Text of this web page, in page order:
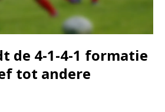
de 4-1-4-1 formatie
tot andere